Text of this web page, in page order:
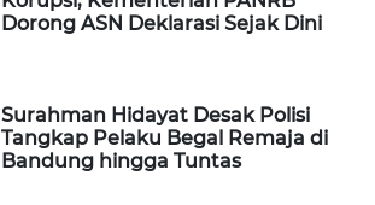
Dorong ASN Deklarasi Sejak Dini
Surahman Hidayat Desak Polisi
Tangkap Pelaku Begal Remaja di
Bandung hingga Tuntas